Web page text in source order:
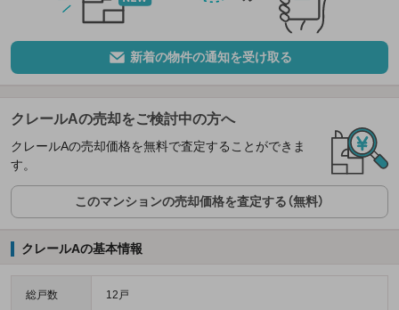
新着の物件の通知を受け取る
クレールAの売却をご検討中の方へ
クレールAの売却価格を無料で査定することができま
す。
このマンションの売却価格を査定する（無料）
クレールAの基本情報
総戸数 12戸